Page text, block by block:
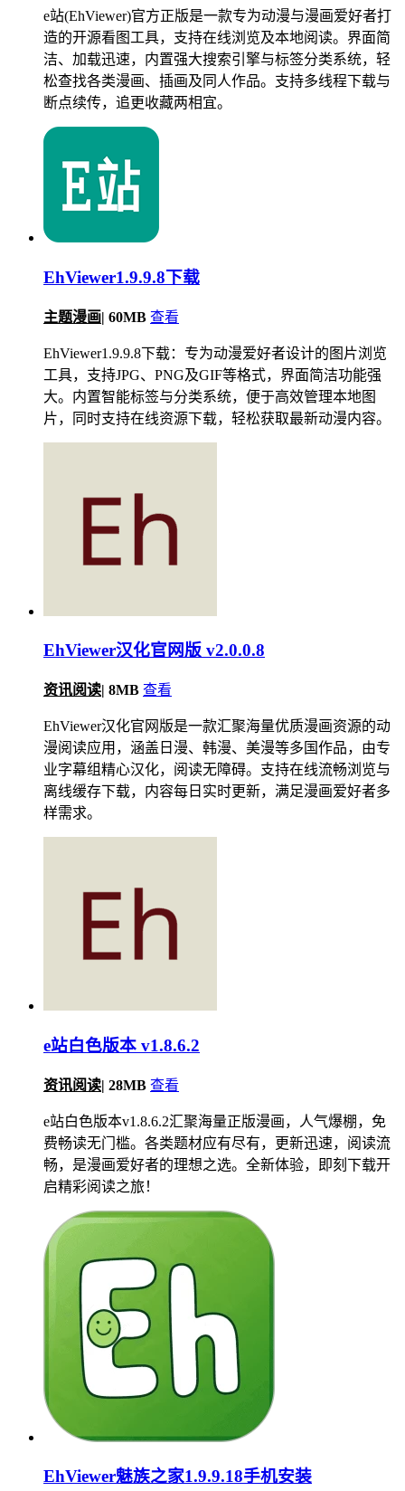
e站(EhViewer)官方正版是一款专为动漫与漫画爱好者打
造的开源看图工具，支持在线浏览及本地阅读。界面简
洁、加载迅速，内置强大搜索引擎与标签分类系统，轻
松查找各类漫画、插画及同人作品。支持多线程下载与
断点续传，追更收藏两相宜。
EhViewer1.9.9.8下载
主题漫画| 60MB 查看
EhViewer1.9.9.8下载：专为动漫爱好者设计的图片浏览
工具，支持JPG、PNG及GIF等格式，界面简洁功能强
大。内置智能标签与分类系统，便于高效管理本地图
片，同时支持在线资源下载，轻松获取最新动漫内容。
EhViewer汉化官网版 v2.0.0.8
资讯阅读| 8MB 查看
EhViewer汉化官网版是一款汇聚海量优质漫画资源的动
漫阅读应用，涵盖日漫、韩漫、美漫等多国作品，由专
业字幕组精心汉化，阅读无障碍。支持在线流畅浏览与
离线缓存下载，内容每日实时更新，满足漫画爱好者多
样需求。
e站白色版本 v1.8.6.2
资讯阅读| 28MB 查看
e站白色版本v1.8.6.2汇聚海量正版漫画，人气爆棚，免
费畅读无门槛。各类题材应有尽有，更新迅速，阅读流
畅，是漫画爱好者的理想之选。全新体验，即刻下载开
启精彩阅读之旅！
EhViewer魅族之家1.9.9.18手机安装